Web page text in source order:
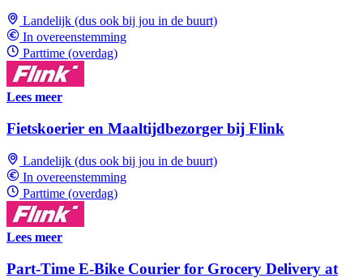
Landelijk (dus ook bij jou in de buurt)
In overeenstemming
Parttime (overdag)
Lees meer
Fietskoerier en Maaltijdbezorger bij Flink
Landelijk (dus ook bij jou in de buurt)
In overeenstemming
Parttime (overdag)
Lees meer
Part-Time E-Bike Courier for Grocery Delivery at